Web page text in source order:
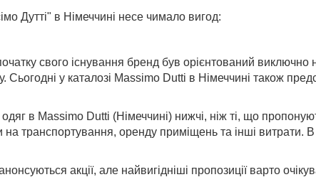
Дутті" в Німеччині несе чимало вигод:
свого існування бренд був орієнтований
Сьогодні у каталозі Massimo Dutti в Німеччині також
в Massimo Dutti (Німеччині) нижчі, ніж ті, що
на транспортування, оренду приміщень та інші витрати.
акції, але найвигідніші пропозиції варто